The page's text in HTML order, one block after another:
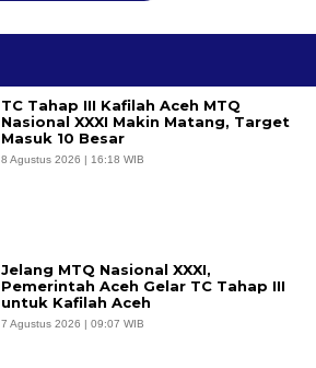
TC Tahap III Kafilah Aceh MTQ
Nasional XXXI Makin Matang, Target
Masuk 10 Besar
8 Agustus 2026 | 16:18 WIB
Jelang MTQ Nasional XXXI,
Pemerintah Aceh Gelar TC Tahap III
untuk Kafilah Aceh
7 Agustus 2026 | 09:07 WIB